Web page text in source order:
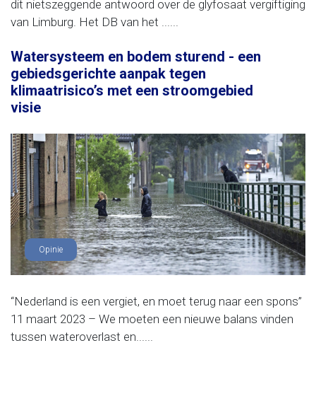
dit nietszeggende antwoord over de glyfosaat vergiftiging
van Limburg. Het DB van het ......
Watersysteem en bodem sturend - een
gebiedsgerichte aanpak tegen
klimaatrisico’s met een stroomgebied
visie
Opinie
“Nederland is een vergiet, en moet terug naar een spons”
11 maart 2023 – We moeten een nieuwe balans vinden
tussen wateroverlast en......